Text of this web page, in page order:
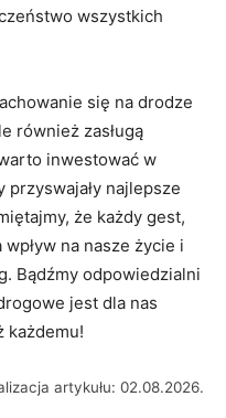
wszystkich
się na drodze
również zasługą
inwestować⁢ w
‌przyswajały najlepsze⁤
że każdy ​gest,
na nasze‌ życie i⁣
Bądźmy odpowiedzialni
jest‌ dla nas
każdemu!
artykułu: 02.08.2026.